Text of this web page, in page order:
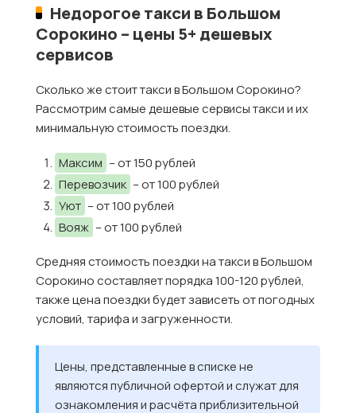
Недорогое такси в Большом
Сорокино – цены 5+ дешевых
сервисов
Сколько же стоит такси в Большом Сорокино?
Рассмотрим самые дешевые сервисы такси и их
минимальную стоимость поездки.
Максим – от 150 рублей
Перевозчик – от 100 рублей
Уют – от 100 рублей
Вояж – от 100 рублей
Средняя стоимость поездки на такси в Большом
Сорокино составляет порядка 100-120 рублей,
также цена поездки будет зависеть от погодных
условий, тарифа и загруженности.
Цены, представленные в списке не
являются публичной офертой и служат для
ознакомления и расчёта приблизительной